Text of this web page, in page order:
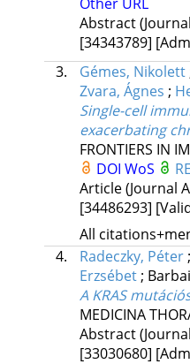
Abstract
[34343789]
3.
Gémes, Nikolett
Zvara, Ágnes ;
Single-cell
exacerbating
FRONTIERS IN
DOI WoS
Article (Journal
[34486293]
All
4.
Radeczky, Péter ;
Erzsébet ;
A KRAS
MEDICINA
Abstract
[33030680]